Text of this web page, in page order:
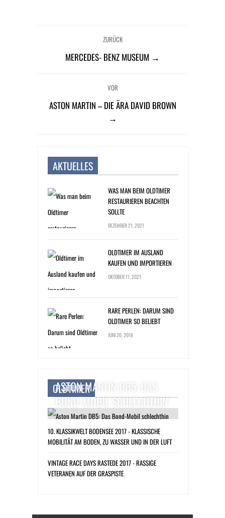
ZURÜCK
MERCEDES- BENZ MUSEUM →
VOR
ASTON MARTIN – DIE ÄRA DAVID BROWN
→
AKTUELLES
WAS MAN BEIM OLDTIMER
RESTAURIEREN BEACHTEN
SOLLTE
DEZEMBER 21, 2021
OLDTIMER IM AUSLAND
KAUFEN UND IMPORTIEREN
OKTOBER 11, 2021
RARE PERLEN: DARUM SIND
OLDTIMER SO BELIEBT
JUNI 20, 2018
OLDTIMER
ASTON MARTIN DB5: DAS
BOND-MOBIL SCHLECHTHIN
10. KLASSIKWELT BODENSEE 2017 - KLASSISCHE
MOBILITÄT AM BODEN, ZU WASSER UND IN DER LUFT
VINTAGE RACE DAYS RASTEDE 2017 - RASSIGE
VETERANEN AUF DER GRASPISTE